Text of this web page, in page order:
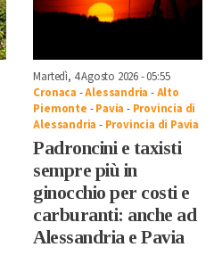
Martedì, 4 Agosto 2026 - 05:55
Cronaca -Alessandria -Alto
Piemonte -Pavia - Provincia di
Alessandria - Provincia di Pavia
Padroncini e taxisti
sempre più in
ginocchio per costi e
carburanti: anche ad
Alessandria e Pavia